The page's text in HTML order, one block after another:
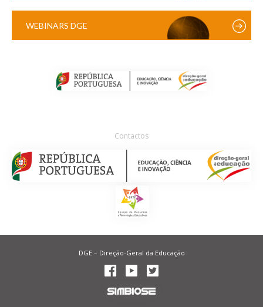
WEBINARS DGE
Contactos
DGE – Direção-Geral da Educação